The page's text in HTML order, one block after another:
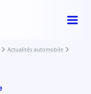
Actualités automobile